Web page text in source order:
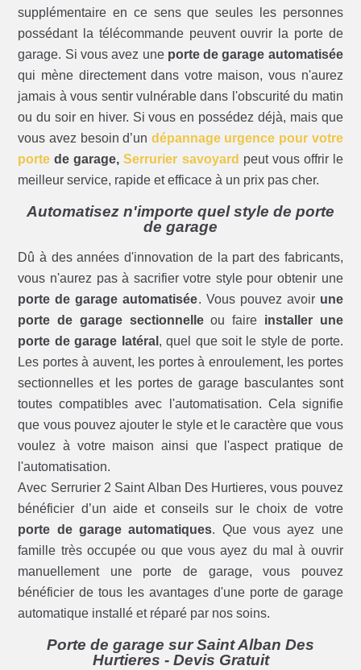
supplémentaire en ce sens que seules les personnes
possédant la télécommande peuvent ouvrir la porte de
garage. Si vous avez une porte de garage automatisée
qui mène directement dans votre maison, vous n'aurez
jamais à vous sentir vulnérable dans l'obscurité du matin
ou du soir en hiver. Si vous en possédez déjà, mais que
vous avez besoin d’un dépannage urgence pour votre
porte de garage,Serrurier savoyard peut vous offrir le
meilleur service, rapide et efficace à un prix pas cher.
Automatisez n'importe quel style de porte
de garage
Dû à des années d'innovation de la part des fabricants,
vous n'aurez pas à sacrifier votre style pour obtenir une
porte de garage automatisée. Vous pouvez avoir une
porte de garage sectionnelleou faire installer une
porte de garage latéral , quel que soit le style de porte.
Les portes à auvent, les portes à enroulement, les portes
sectionnelles et les portes de garage basculantes sont
toutes compatibles avec l'automatisation. Cela signifie
que vous pouvez ajouter le style et le caractère que vous
voulez à votre maison ainsi que l'aspect pratique de
l'automatisation.
Avec Serrurier 2 Saint Alban Des Hurtieres, vous pouvez
bénéficier d’un aide et conseils sur le choix de votre
porte de garage automatiques. Que vous ayez une
famille très occupée ou que vous ayez du mal à ouvrir
manuellement une porte de garage, vous pouvez
bénéficier de tous les avantages d'une porte de garage
automatique installé et réparé par nos soins.
Porte de garage sur Saint Alban Des
Hurtieres - Devis Gratuit